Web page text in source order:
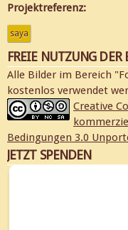
Projektreferenz:
saya
FREIE NUTZUNG DER
Alle Bilder im Bereich
kostenlos verwendet
Creative
Bedingungen 3.0
JETZT SPENDEN